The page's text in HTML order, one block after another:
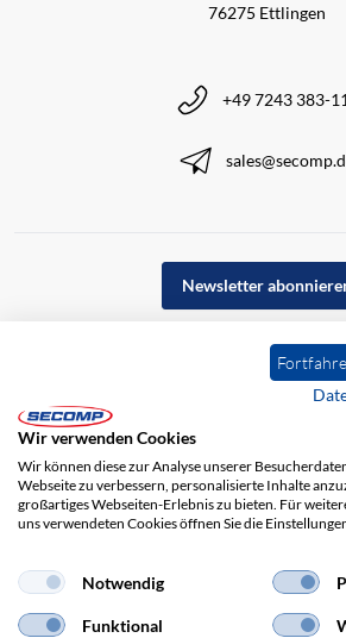
76275 Ettlingen
+49 7243 383-
Newsletter
Impressum Haftungsausschluss
Wir verwenden Cookies
Wir können diese zur Analyse unserer
Webseite zu verbessern, personalisierte Inhalte
großartiges Webseiten-Erlebnis zu bieten. Für
uns verwendeten Cookies öffnen Sie die
Notwendig
Funktional